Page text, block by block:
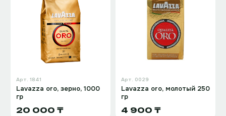
Арт. 1841
Lavazza oro, зерно, 1000
гр
20 000 ₸
Арт. 0029
Lavazza oro, молотый 250
гр
4 900 ₸